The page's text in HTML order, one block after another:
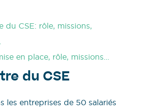
du CSE: rôle, missions,
en place, rôle, missions…
du CSE
les entreprises de 50 salariés